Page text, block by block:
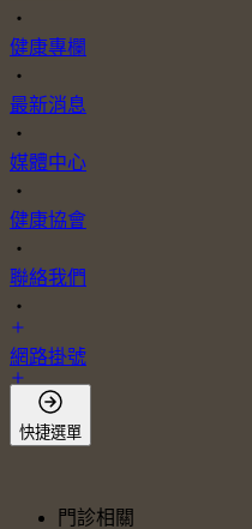
・
健康專欄
・
最新消息
・
媒體中心
・
健康協會
・
聯絡我們
・
網路掛號
會員登入
快捷選單
門診相關